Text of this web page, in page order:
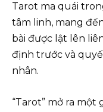
Tarot ma quái
tâm linh, mang
bài được lật lên
định trước và
nhân.
“Tarot” mở ra